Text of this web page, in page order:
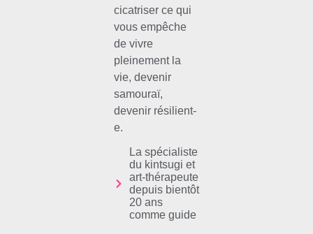
cicatriser ce qui
vous empêche
de vivre
pleinement la
vie, devenir
samouraï,
devenir résilient-
e.
La spécialiste
du kintsugi et
art-thérapeute
depuis bientôt
20 ans
comme guide